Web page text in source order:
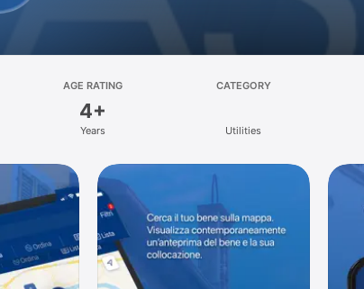
AGE RATING
4+
Years
CATEGORY
Utilities